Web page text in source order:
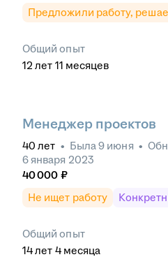
Предложили работу,
Общий опыт
12 лет 11 месяцев
Менеджер проектов
40 лет • Была9 июня •
6 января 2023
40 000 ₽
Не ищет работу
Общий опыт
14лет 4 месяца